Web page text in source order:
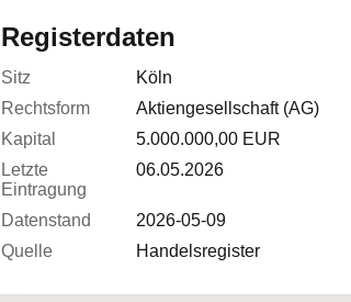
Registerdaten
Sitz
Köln
Rechtsform
Aktiengesellschaft (AG)
Kapital
5.000.000,00 EUR
Letzte
Eintragung
06.05.2026
Datenstand
2026-05-09
Quelle
Handelsregister